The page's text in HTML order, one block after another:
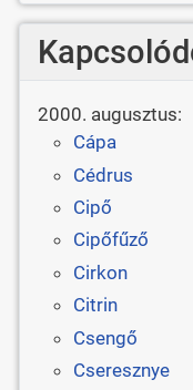
2000. augusztus:
Cápa
Cédrus
Cipő
Cipőfűző
Cirkon
Citrin
Csengő
Cseresznye